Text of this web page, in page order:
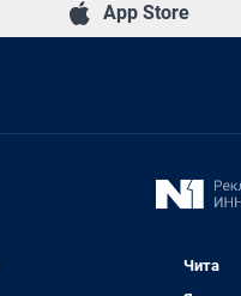
App Store
Чита